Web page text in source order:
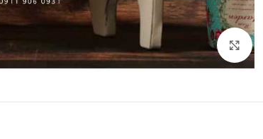
برای بزرگنمایی کلیک کنید